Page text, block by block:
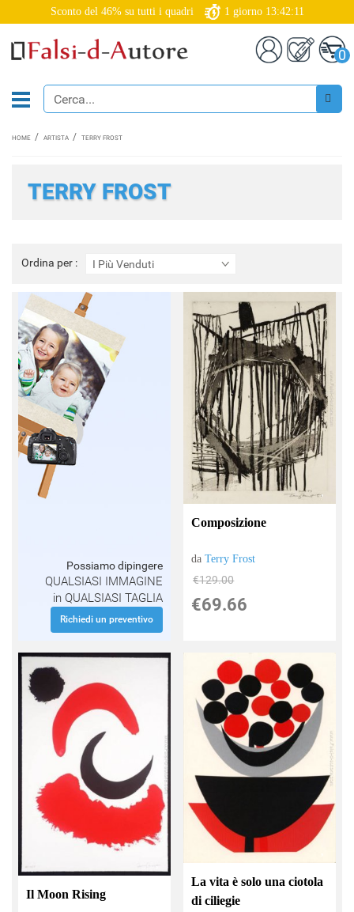
Sconto del 46% su tutti i quadri 1 giorno 13:42:10
0
HOME ARTISTA TERRY FROST
TERRY FROST
Ordina per : I Più Venduti
Ordina
per
Possiamo dipingere
QUALSIASI IMMAGINE
in QUALSIASI TAGLIA
Richiedi un preventivo
Composizione
daTerry Frost
€129.00
€69.66
Il Moon Rising
La vita è solo una ciotola
di ciliegie